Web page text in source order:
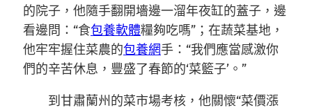
的院子，他隨手翻開墻邊一溜年夜缸的蓋子，邊
看邊問：“食包養軟體糧夠吃嗎”；在蔬菜基地，
他牢牢握住菜農的包養網手：“我們應當感激你
們的辛苦休息，豐盛了春節的‘菜籃子’。”
到甘肅蘭州的菜市場考核，他關懷“菜價漲